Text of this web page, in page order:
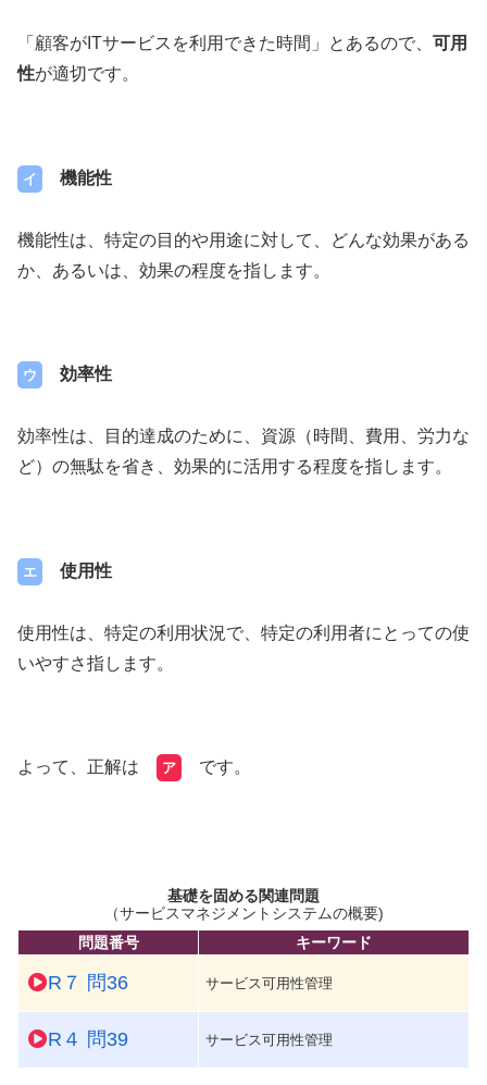
「顧客がITサービスを利用できた時間」とあるので、 可用
性が適切です。
イ 機能性
機能性は、特定の目的や用途に対して、どんな効果がある
か、あるいは、効果の程度を指します。
ウ 効率性
効率性は、目的達成のために、資源（時間、費用、労力な
ど）の無駄を省き、効果的に活用する程度を指します。
エ 使用性
使用性は、特定の利用状況で、特定の利用者にとっての使
いやすさ指します。
よって、正解は ア です。
基礎を固める関連問題
（サービスマネジメントシステムの概要)
問題番号
キーワード
R７ 問36 サービス可用性管理
R４ 問39 サービス可用性管理